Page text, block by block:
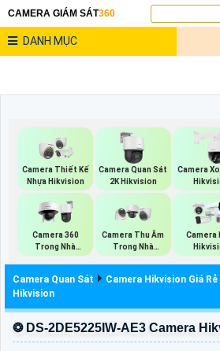
CAMERA GIÁM SÁT360
DANH MỤC
Camera Thiết Kế
Nhựa Hikvision
Camera Quan Sát
2K Hikvision
Camera
Camera 360
Trong Nhà
Hikvision
Camera Thu Âm
Trong Nhà
Hikvision
Camera
Camera Quan Sát Camera Hikvision Giá Rẻ
Hikvision
❂ DS-2DE5225IW-AE3 Camera